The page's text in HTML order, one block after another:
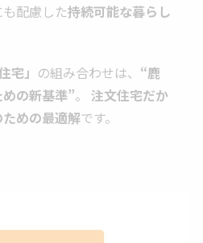
配慮した持続可能な暮らし
宅」 の組み合わせは、 “鹿
の新基準”。 注文住宅だか
めの最適解です。